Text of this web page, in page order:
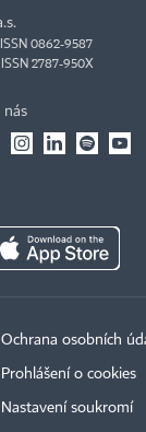
0862-9587
2787-950X
nás
Ochrana osobních
Prohlášení o cookies
Nastavení soukromí